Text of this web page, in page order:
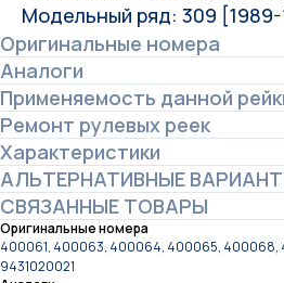
Модельный ряд: 309 [1989-
Оригинальные номера
Аналоги
Применяемость данной
Ремонт рулевых реек
Характеристики
АЛЬТЕРНАТИВНЫЕ
СВЯЗАННЫЕ ТОВАРЫ
Оригинальные номера
400061, 400063, 400064, 400065,
9431020021